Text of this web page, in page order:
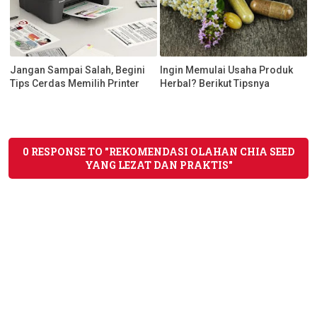
Jangan Sampai Salah, Begini
Tips Cerdas Memilih Printer
Ingin Memulai Usaha Produk
Herbal? Berikut Tipsnya
0 RESPONSE TO "REKOMENDASI OLAHAN CHIA SEED
YANG LEZAT DAN PRAKTIS"